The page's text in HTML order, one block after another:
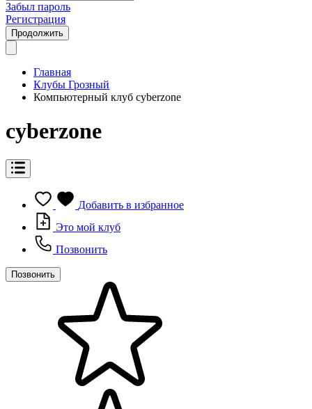
Забыл пароль
Регистрация
Продолжить
Главная
Клубы Грозный
Компьютерный клуб cyberzone
cyberzone
Добавить в избранное
Это мой клуб
Позвонить
Позвонить